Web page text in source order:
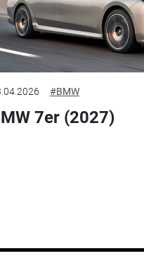
#BMW
7er (2027)